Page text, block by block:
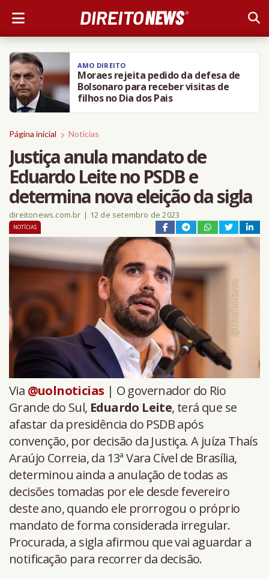
AMO DIREITO
Moraes rejeita pedido da defesa de
Bolsonaro para receber visitas de
filhos no Dia dos Pais
Página inicial Notícias
Justiça anula mandato de
Eduardo Leite no PSDB e
determina nova eleição da sigla
direitonews.com.br | 12 de setembro de 2023
NOTÍCIAS
Via @uolnoticias | O governador do Rio
Grande do Sul, Eduardo Leite, terá que se
afastar da presidência do PSDB após
convenção, por decisão da Justiça. A juíza Thaís
Araújo Correia, da 13ª Vara Cível de Brasília,
determinou ainda a anulação de todas as
decisões tomadas por ele desde fevereiro
deste ano, quando ele prorrogou o próprio
mandato de forma considerada irregular.
Procurada, a sigla afirmou que vai aguardar a
notificação para recorrer da decisão.